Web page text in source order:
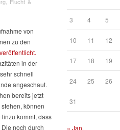
von
zu den
in der
schnell
angeschaut.
bereits jetzt
können
kommt, dass
noch durch
3 4 5
10 11 12
17 18 19
24 25 26
31
« Jan.